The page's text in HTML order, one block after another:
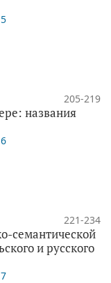
205-219
названия
221-234
семантической
и русского